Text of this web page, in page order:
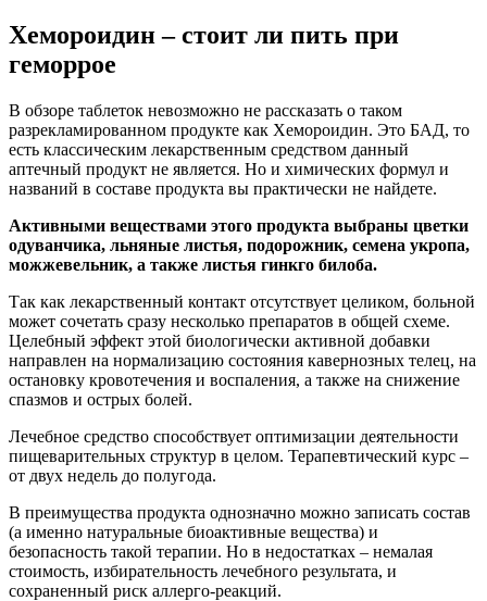
Хемороидин – стоит ли пить при
геморрое
В обзоре таблеток невозможно не рассказать о таком
разрекламированном продукте как Хемороидин. Это БАД, то
есть классическим лекарственным средством данный
аптечный продукт не является. Но и химических формул и
названий в составе продукта вы практически не найдете.
Активными веществами этого продукта выбраны цветки
одуванчика, льняные листья, подорожник, семена укропа,
можжевельник, а также листья гинкго билоба.
Так как лекарственный контакт отсутствует целиком, больной
может сочетать сразу несколько препаратов в общей схеме.
Целебный эффект этой биологически активной добавки
направлен на нормализацию состояния кавернозных телец, на
остановку кровотечения и воспаления, а также на снижение
спазмов и острых болей.
Лечебное средство способствует оптимизации деятельности
пищеварительных структур в целом. Терапевтический курс –
от двух недель до полугода.
В преимущества продукта однозначно можно записать состав
(а именно натуральные биоактивные вещества) и
безопасность такой терапии. Но в недостатках – немалая
стоимость, избирательность лечебного результата, и
сохраненный риск аллерго-реакций.